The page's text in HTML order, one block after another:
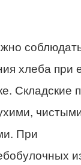
хлеба при
Складские
При